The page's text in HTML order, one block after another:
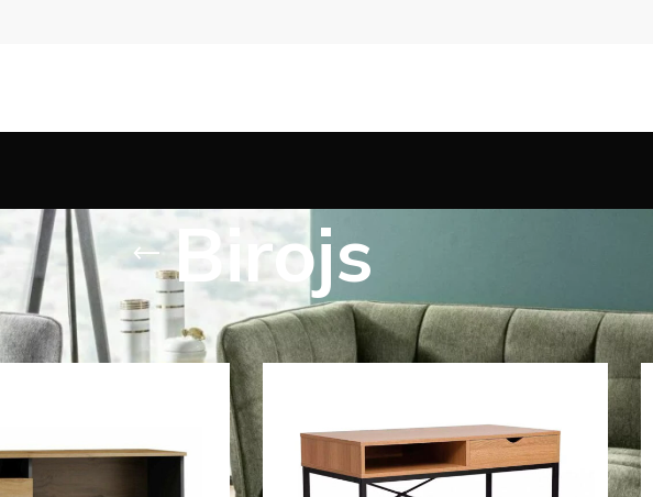
Birojs
preces Mēbeles Birojs Lapa 2 Rādīt